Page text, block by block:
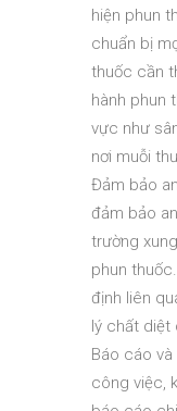
hiện phun
chuẩn bị
thuốc cần
hành phun
vực như
nơi muỗi
Đảm bảo
đảm bảo
trường
phun
định liên
lý chất diệt
Báo cáo và
công việc,